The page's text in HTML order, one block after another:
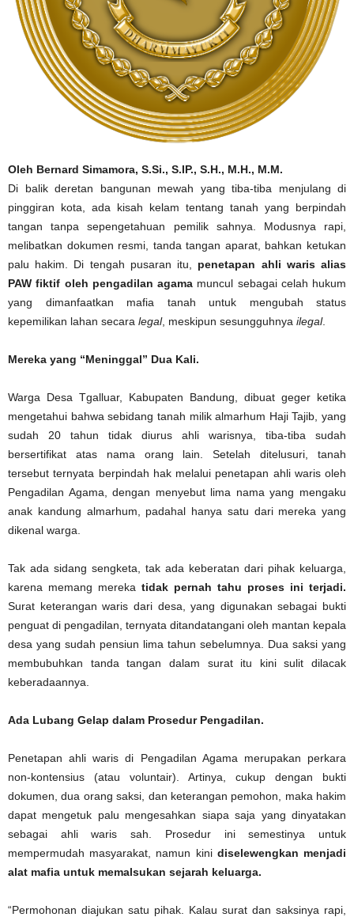
Oleh Bernard Simamora, S.Si., S.IP., S.H., M.H., M.M.
Di balik deretan bangunan mewah yang tiba-tiba menjulang di
pinggiran kota, ada kisah kelam tentang tanah yang berpindah
tangan tanpa sepengetahuan pemilik sahnya. Modusnya rapi,
melibatkan dokumen resmi, tanda tangan aparat, bahkan ketukan
palu hakim. Di tengah pusaran itu, penetapan ahli waris alias
PAW fiktif oleh pengadilan agama muncul sebagai celah hukum
yang dimanfaatkan mafia tanah untuk mengubah status
kepemilikan lahan secara legal, meskipun sesungguhnya ilegal.
Mereka yang “Meninggal” Dua Kali.
Warga Desa Tgalluar, Kabupaten Bandung, dibuat geger ketika
mengetahui bahwa sebidang tanah milik almarhum Haji Tajib, yang
sudah 20 tahun tidak diurus ahli warisnya, tiba-tiba sudah
bersertifikat atas nama orang lain. Setelah ditelusuri, tanah
tersebut ternyata berpindah hak melalui penetapan ahli waris oleh
Pengadilan Agama, dengan menyebut lima nama yang mengaku
anak kandung almarhum, padahal hanya satu dari mereka yang
dikenal warga.
Tak ada sidang sengketa, tak ada keberatan dari pihak keluarga,
karena memang mereka tidak pernah tahu proses ini terjadi.
Surat keterangan waris dari desa, yang digunakan sebagai bukti
penguat di pengadilan, ternyata ditandatangani oleh mantan kepala
desa yang sudah pensiun lima tahun sebelumnya. Dua saksi yang
membubuhkan tanda tangan dalam surat itu kini sulit dilacak
keberadaannya.
Ada Lubang Gelap dalam Prosedur Pengadilan.
Penetapan ahli waris di Pengadilan Agama merupakan perkara
non-kontensius (atau voluntair). Artinya, cukup dengan bukti
dokumen, dua orang saksi, dan keterangan pemohon, maka hakim
dapat mengetuk palu mengesahkan siapa saja yang dinyatakan
sebagai ahli waris sah. Prosedur ini semestinya untuk
mempermudah masyarakat, namun kini diselewengkan menjadi
alat mafia untuk memalsukan sejarah keluarga.
“Permohonan diajukan satu pihak. Kalau surat dan saksinya rapi,